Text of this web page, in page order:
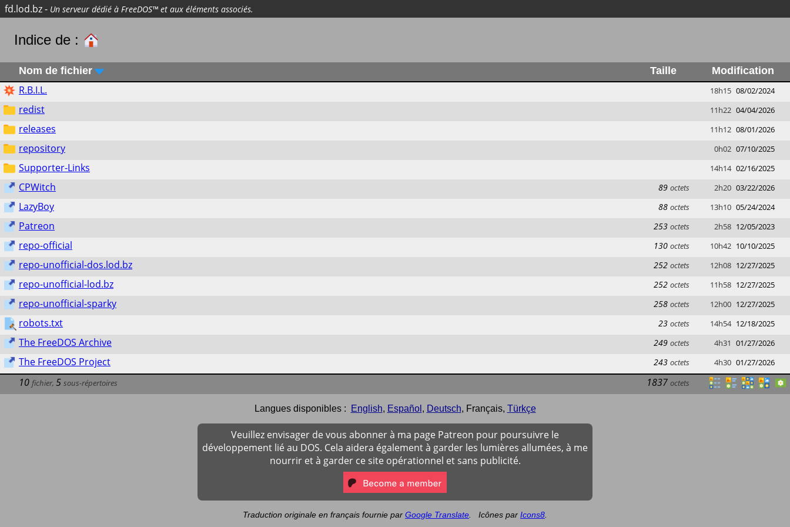
fd.lod.bz- Un serveur dédié à FreeDOS™ et aux éléments associés.
Indice de :
Nom de fichier Taille Modification
R.B.I.L. 18h15 08/02/2024
redist 11h22 04/04/2026
releases 11h12 08/01/2026
repository 0h02 07/10/2025
Supporter-Links 14h14 02/16/2025
CPWitch 89 octets 2h20 03/22/2026
LazyBoy 88 octets 13h10 05/24/2024
Patreon 253 octets 2h58 12/05/2023
repo-official 130 octets 10h42 10/10/2025
repo-unofficial-dos.lod.bz 252 octets 12h08 12/27/2025
repo-unofficial-lod.bz 252 octets 11h58 12/27/2025
repo-unofficial-sparky 258 octets 12h00 12/27/2025
robots.txt 23 octets 14h54 12/18/2025
The FreeDOS Archive 249 octets 4h31 01/27/2026
The FreeDOS Project 243 octets 4h30 01/27/2026
10 fichier, 5 sous-répertoires 1837 octets
Langues disponibles : English, Español , Deutsch, Français, Türkçe
Veuillez envisager de vous abonner à ma page Patreon pour poursuivre le
développement lié au DOS. Cela aidera également à garder les lumières allumées, à me
nourrir et à garder ce site opérationnel et sans publicité.
Traduction originale en français fournie par Google Translate Icônes par Icons8